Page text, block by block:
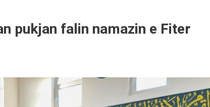
pukjan falin namazin e Fiter